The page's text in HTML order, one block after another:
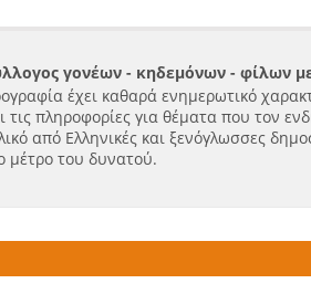
γονέων - κηδεμόνων - φίλων
έχει καθαρά ενημερωτικό
τις πληροφορίες για θέματα που τον
από Ελληνικές και ξενόγλωσσες
μέτρο του δυνατού.